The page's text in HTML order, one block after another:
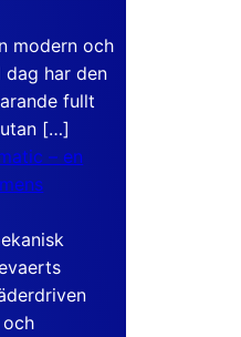
modern och
har den
fullt
[…]
– en